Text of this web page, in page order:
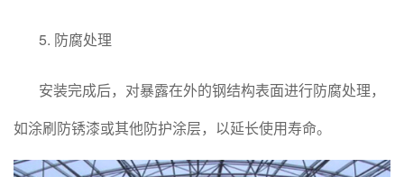
5. 防腐处理
安装完成后，对暴露在外的钢结构表面进行防腐处理，
如涂刷防锈漆或其他防护涂层，以延长使用寿命。